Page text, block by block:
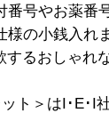
号やお薬番
の小銭入れ
るおしゃれ
ト＞はI･E･I